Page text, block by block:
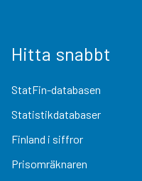
Hitta snabbt
StatFin-databasen
Statistikdatabaser
Finland i siffror
Prisomräknaren